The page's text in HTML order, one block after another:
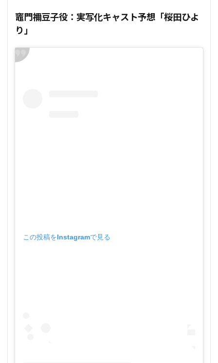
竈門禰󠄀豆子役：実写化キャスト予想「桜田ひよ
り」
この投稿をInstagramで見る